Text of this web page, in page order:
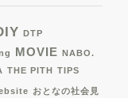
DTP
MOVIE NABO.
THE PITH TIPS
おとなの社会見